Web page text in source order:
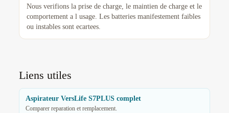
Nous verifions la prise de charge, le maintien de charge et le
comportement a l usage. Les batteries manifestement faibles
ou instables sont ecartees.
Liens utiles
Aspirateur VersLife S7PLUS complet
Comparer reparation et remplacement.